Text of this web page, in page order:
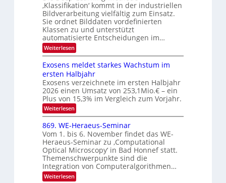
e
c
h
T
a
l
k
s
u
f
d
e
r
V
S
I
O
N
2
0
2
6
g
z
u
E
l
e
k
t
r
o
n
i
k
-
u
n
d
B
i
‚Klassifikation‘ kommt in der industriellen
Bildverarbeitung vielfältig zum Einsatz.
Sie ordnet Bilddaten vordefinierten
Klassen zu und unterstützt
automatisierte Entscheidungen im…
Weiterlesen:
W
n
n
d
i
e
K
I
m
i
t
d
e
n
k
t
Exosens meldet starkes Wachstum im
ersten Halbjahr
Exosens verzeichnete im ersten Halbjahr
2026 einen Umsatz von 253,1Mio.€ – ein
Plus von 15,3% im Vergleich zum Vorjahr.
Weiterlesen:
E
x
o
s
e
n
s
m
e
l
869. WE-Heraeus-Seminar
Vom 1. bis 6. November findet das WE-
Heraeus-Seminar zu ‚Computational
Optical Microscopy‘ in Bad Honnef statt.
Themenschwerpunkte sind die
Integration von Computeralgorithmen…
Weiterlesen: